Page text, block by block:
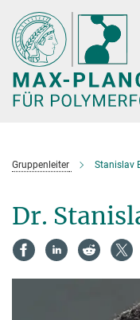
Hauptinhalt
Gruppenleiter Stanislav
Dr.